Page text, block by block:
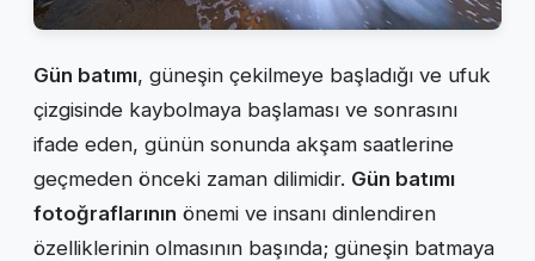
Gün batımı, güneşin çekilmeye başladığı ve ufuk
çizgisinde kaybolmaya başlaması ve sonrasını
ifade eden, günün sonunda akşam saatlerine
geçmeden önceki zaman dilimidir. Gün batımı
fotoğraflarının önemi ve insanı dinlendiren
özelliklerinin olmasının başında; güneşin batmaya